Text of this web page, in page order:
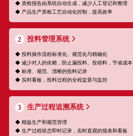
◆ 质检报告由系统自动生成，减少人工登记和整理
◆ 产品生产质检工艺自动化控制，提高效率
2 投料管理系统
◆ 投料操作流程标准化、规范化与精确化
◆ 减少对人的依赖，防止漏投料、投错料，节省成本
◆ 标准、规范、清晰的投料记录
◆ 实时看板，投料过程的全程监督与监控
3 生产过程追溯系统
◆ 精益生产和规范管理
◆ 生产过程状态即时记录，实时直观的报表和看板